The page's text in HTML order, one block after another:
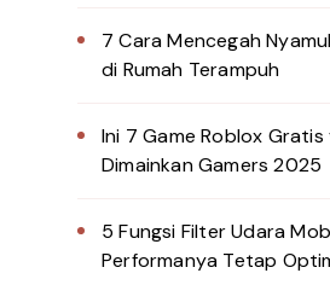
7 Cara Mencegah
di Rumah Terampuh
Ini 7 Game Roblox Gratis
Dimainkan Gamers 2025
5 Fungsi Filter Udara
Performanya Tetap